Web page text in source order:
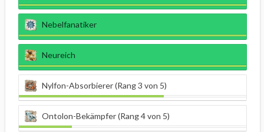
Nebelfanatiker
Neureich
Nylfon-Absorbierer (Rang 3 von 5)
Ontolon-Bekämpfer (Rang 4 von 5)